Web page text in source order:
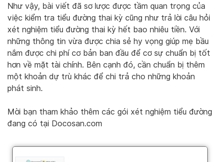
Như vậy, bài viết đã sơ lược được tầm quan trọng của
việc kiểm tra tiểu đường thai kỳ cũng như trả lời câu hỏi
xét nghiệm tiểu đường thai kỳ hết bao nhiêu tiền. Với
những thông tin vừa được chia sẻ hy vọng giúp mẹ bầu
nắm được chi phí cơ bản ban đầu để cơ sự chuẩn bị tốt
hơn về mặt tài chính. Bên cạnh đó, cần chuẩn bị thêm
một khoản dự trù khác để chi trả cho những khoản
phát sinh.
Mời bạn tham khảo thêm các gói xét nghiệm tiểu đường
đang có tại Docosan.com